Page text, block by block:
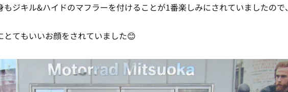
もジキル&ハイドのマフラーを付けることが1番楽しみにされていましたので、
とてもいいお顔をされていました😊